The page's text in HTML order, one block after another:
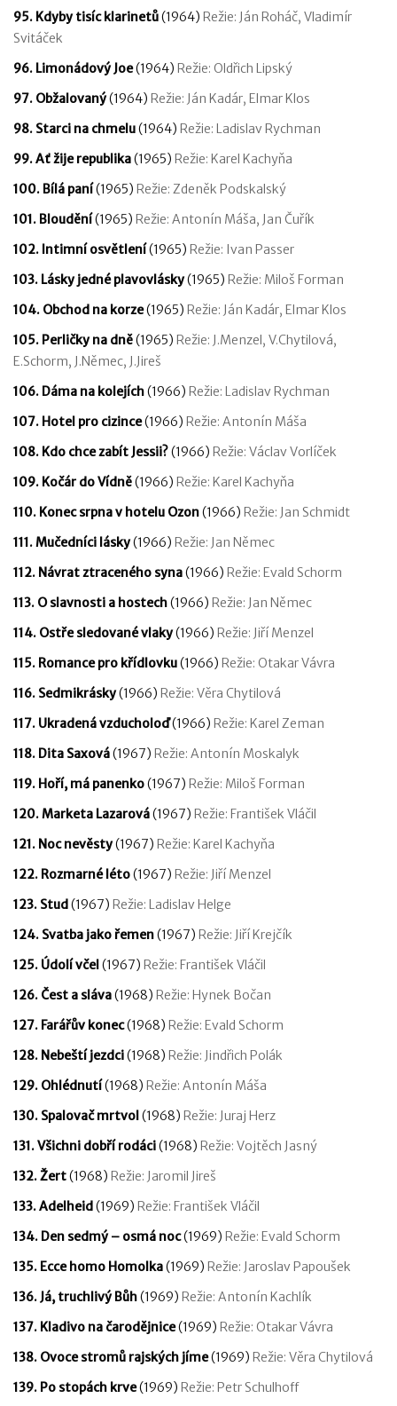
95. Kdyby tisíc klarinetů(1964) Režie: Ján Roháč, Vladimír
Svitáček
96. Limonádový Joe(1964) Režie: Oldřich Lipský
97. Obžalovaný(1964) Režie: Ján Kadár, Elmar Klos
98. Starci na chmelu(1964) Režie: Ladislav Rychman
99. Ať žije republika(1965) Režie: Karel Kachyňa
100. Bílá paní(1965) Režie: Zdeněk Podskalský
101. Bloudění(1965) Režie: Antonín Máša, Jan Čuřík
102. Intimní osvětlení(1965) Režie: Ivan Passer
103. Lásky jedné plavovlásky(1965) Režie: Miloš Forman
104. Obchod na korze(1965) Režie: Ján Kadár, Elmar Klos
105. Perličky na dně(1965) Režie: J.Menzel, V.Chytilová,
E.Schorm, J.Němec, J.Jireš
106. Dáma na kolejích(1966) Režie: Ladislav Rychman
107. Hotel pro cizince(1966) Režie: Antonín Máša
108. Kdo chce zabít Jessii?(1966) Režie: Václav Vorlíček
109. Kočár do Vídně(1966) Režie: Karel Kachyňa
110. Konec srpna v hotelu Ozon(1966) Režie: Jan Schmidt
111. Mučedníci lásky(1966) Režie: Jan Němec
112. Návrat ztraceného syna(1966) Režie: Evald Schorm
113. O slavnosti a hostech(1966) Režie: Jan Němec
114. Ostře sledované vlaky(1966) Režie: Jiří Menzel
115. Romance pro křídlovku(1966) Režie: Otakar Vávra
116. Sedmikrásky(1966) Režie: Věra Chytilová
117. Ukradená vzducholoď(1966) Režie: Karel Zeman
118. Dita Saxová(1967) Režie: Antonín Moskalyk
119. Hoří, má panenko(1967) Režie: Miloš Forman
120. Marketa Lazarová(1967) Režie: František Vláčil
121. Noc nevěsty(1967) Režie: Karel Kachyňa
122. Rozmarné léto(1967) Režie: Jiří Menzel
123. Stud (1967) Režie: Ladislav Helge
124. Svatba jako řemen(1967) Režie: Jiří Krejčík
125. Údolí včel (1967) Režie: František Vláčil
126. Čest a sláva(1968) Režie: Hynek Bočan
127. Farářův konec(1968) Režie: Evald Schorm
128. Nebeští jezdci(1968) Režie: Jindřich Polák
129. Ohlédnutí(1968) Režie: Antonín Máša
130. Spalovač mrtvol (1968) Režie: Juraj Herz
131. Všichni dobří rodáci(1968) Režie: Vojtěch Jasný
132. Žert(1968) Režie: Jaromil Jireš
133. Adelheid (1969) Režie: František Vláčil
134. Den sedmý – osmá noc(1969) Režie: Evald Schorm
135. Ecce homo Homolka(1969) Režie: Jaroslav Papoušek
136. Já, truchlivý Bůh(1969) Režie: Antonín Kachlík
137. Kladivo na čarodějnice(1969) Režie: Otakar Vávra
138. Ovoce stromů rajských jíme(1969) Režie: Věra Chytilová
139. Po stopách krve(1969) Režie: Petr Schulhoff